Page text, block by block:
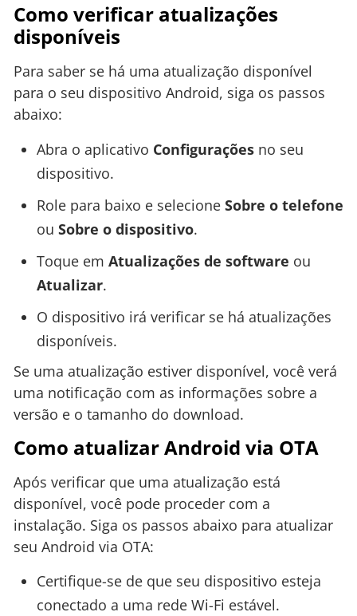
Como verificar atualizações
disponíveis
Para saber se há uma atualização disponível
para o seu dispositivo Android, siga os passos
abaixo:
Abra o aplicativo Configuraçõesno seu
dispositivo.
Role para baixo e selecione Sobre o telefone
ou Sobre o dispositivo.
Toque em Atualizações de software ou
Atualizar.
O dispositivo irá verificar se há atualizações
disponíveis.
Se uma atualização estiver disponível, você verá
uma notificação com as informações sobre a
versão e o tamanho do download.
Como atualizar Android via OTA
Após verificar que uma atualização está
disponível, você pode proceder com a
instalação. Siga os passos abaixo para atualizar
seu Android via OTA:
Certifique-se de que seu dispositivo esteja
conectado a uma rede Wi-Fi estável.